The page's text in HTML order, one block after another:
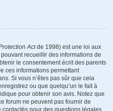
Actde 1998) est une loi aux
recueillir des informations de
le consentement écrit des parents
ces informations permettant
Si vous n’êtes pas sûr que cela
ou que quelqu’un le fait à
pour obtenir son avis. Notez que
forum ne peuvent pas fournir de
pour des questions légales